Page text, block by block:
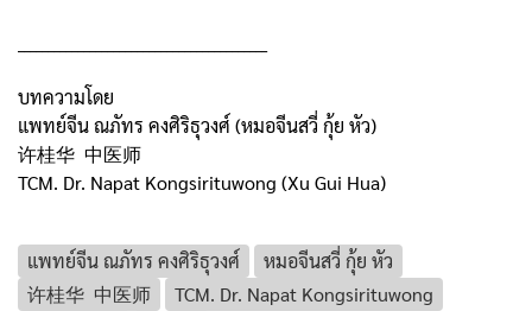
บทความโดย
แพทย์จีน ณภัทร คงศิริธุวงศ์ (หมอจีนสวี่ กุ้ย หัว)
许桂华 中医师
TCM. Dr. Napat Kongsirituwong (Xu Gui Hua)
แพทย์จีน ณภัทร คงศิริธุวงศ์
หมอจีนสวี่ กุ้ย หัว
许桂华 中医师
TCM. Dr. Napat Kongsirituwong